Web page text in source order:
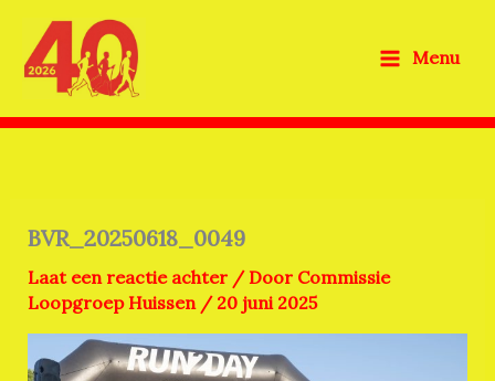
naar
Menu
BVR_20250618_0049
Laat een reactie achter / Door Commissie
Loopgroep Huissen / 20 juni 2025